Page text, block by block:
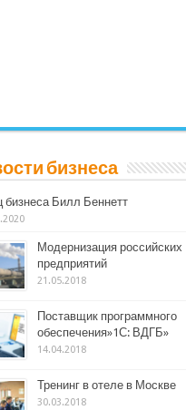
бизнеса
бизнеса Билл Беннетт
Модернизация российских
предприятий
21.05.2018
Поставщик программного
обеспечения»1С: ВДГБ»
14.04.2018
Тренинг в отеле в Москве
30.03.2018